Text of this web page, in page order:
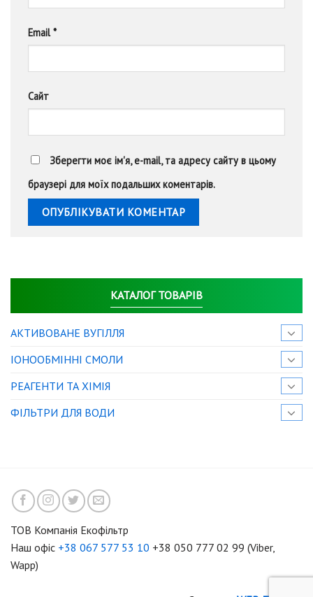
КАТАЛОГ ТОВАРІВ
АКТИВОВАНЕ ВУГІЛЛЯ
IОНООБМІННІ СМОЛИ
РЕАГЕНТИ ТА ХІМІЯ
ФІЛЬТРИ ДЛЯ ВОДИ
Email*
Сайт
Зберегти моє ім'я, e-mail, та адресу сайту в цьому
браузері для моїх подальших коментарів.
ТОВ Компанія Екофільтр
Наш офіс +38 067 577 53 10 +38 050 777 02 99 (Viber,
Wapp)